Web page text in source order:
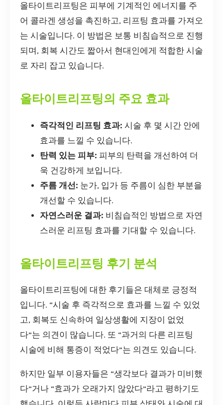
올타이트리프팅은 피부에 기계적인 에너지를 주
어 콜라겐 생성을 촉진하고, 리프팅 효과를 가져오
는 시술입니다. 이 방법은 보통 비침습적으로 진행
되며, 회복 시간도 짧아서 현대인에게 적합한 시술
로 자리 잡고 있습니다.
올타이트리프팅의 주요 효과
즉각적인 리프팅 효과: 시술 후 몇 시간 안에
효과를 느낄 수 있습니다.
탄력 있는 피부: 피부의 탄력을 개선하여 더
욱 건강하게 보입니다.
주름 개선: 눈가, 입가 등 주름이 심한 부분을
개선할 수 있습니다.
자연스러운 결과: 비침습적인 방법으로 자연
스러운 리프팅 효과를 기대할 수 있습니다.
올타이트리프팅 후기 분석
올타이트리프팅에 대한 후기들은 대체로 긍정적
입니다. “시술 후 즉각적으로 효과를 느낄 수 있었
고, 회복도 신속하여 일상생활에 지장이 없었
다”는 의견이 많습니다. 또 “과거의 다른 리프팅
시술에 비해 통증이 적었다”는 의견도 있습니다.
하지만 일부 이용자들은 “생각보다 결과가 미비했
다”거나 “효과가 오래가지 않았다”라고 평하기도